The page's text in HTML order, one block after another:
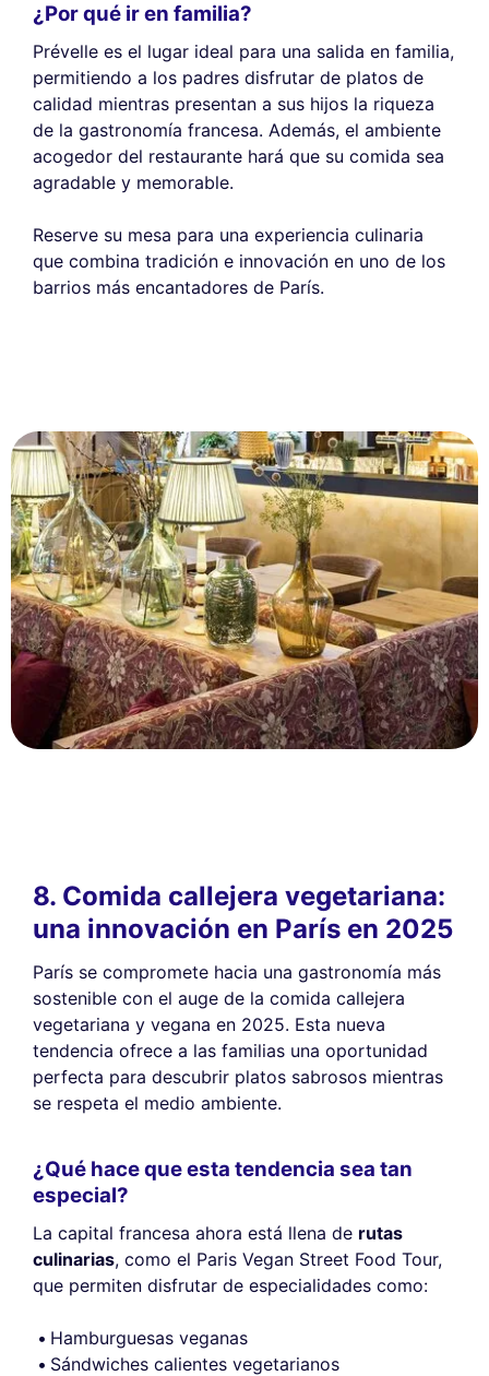
¿Por qué ir en familia?
Prévelle es el lugar ideal para una salida en familia,
permitiendo a los padres disfrutar de platos de
calidad mientras presentan a sus hijos la riqueza
de la gastronomía francesa. Además, el ambiente
acogedor del restaurante hará que su comida sea
agradable y memorable.
Reserve su mesa para una experiencia culinaria
que combina tradición e innovación en uno de los
barrios más encantadores de París.
8. Comida callejera vegetariana:
una innovación en París en 2025
París se compromete hacia una gastronomía más
sostenible con el auge de la comida callejera
vegetariana y vegana en 2025. Esta nueva
tendencia ofrece a las familias una oportunidad
perfecta para descubrir platos sabrosos mientras
se respeta el medio ambiente.
¿Qué hace que esta tendencia sea tan
especial?
La capital francesa ahora está llena de rutas
culinarias, como el Paris Vegan Street Food Tour,
que permiten disfrutar de especialidades como:
Hamburguesas veganas
Sándwiches calientes vegetarianos